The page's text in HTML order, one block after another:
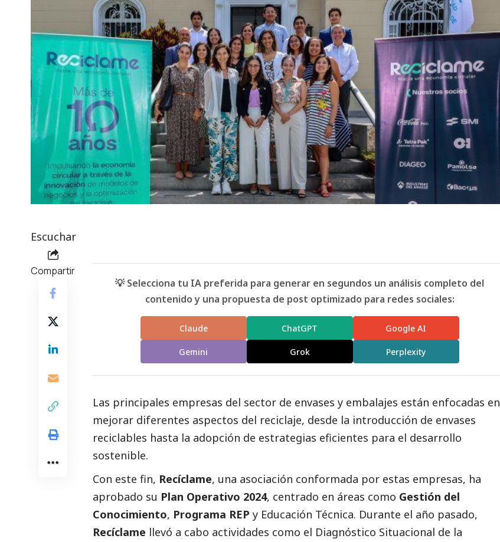
Escuchar
Compartir
💡 Selecciona tu IA preferida para generar en segundos un análisis completo del
contenido y una propuesta de post optimizado para redes sociales:
Claude ChatGPT Google AI
Gemini Grok Perplexity
Las principales empresas del sector de envases y embalajes están enfocadas en
mejorar diferentes aspectos del reciclaje, desde la introducción de envases
reciclables hasta la adopción de estrategias eficientes para el desarrollo
sostenible.
Con este fin, Recíclame, una asociación conformada por estas empresas, ha
aprobado su Plan Operativo 2024, centrado en áreas como Gestión del
Conocimiento, Programa REP y Educación Técnica. Durante el año pasado,
Recíclame llevó a cabo actividades como el Diagnóstico Situacional de la